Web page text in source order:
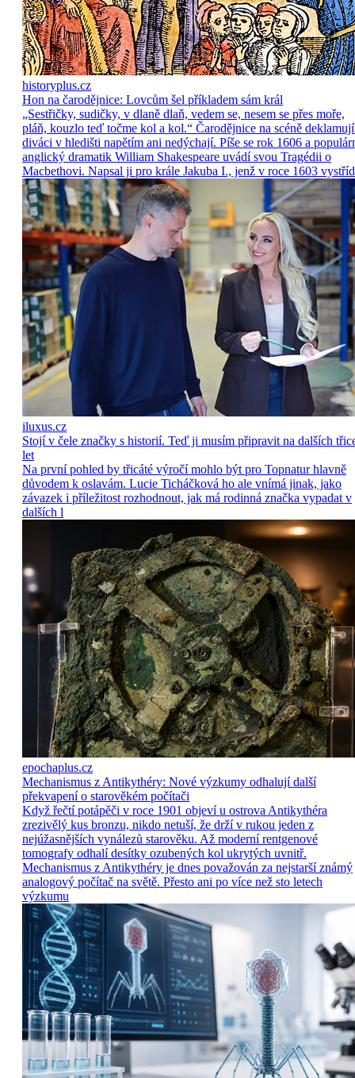
historyplus.cz
Hon na čarodějnice: Lovcům šel příkladem sám král
„Sestřičky, sudičky, v dlaně dlaň, vedem se, nesem se přes moře,
pláň, kouzlo teď točme kol a kol.“ Čarodějnice na scéně
diváci v hledišti napětím ani nedýchají. Píše se rok 1606 a
anglický dramatik William Shakespeare uvádí svou Tragédii o
Macbethovi. Napsal ji pro krále Jakuba I., jenž v roce 1603
iluxus.cz
Stojí v čele značky s historií. Teď ji musím připravit na dalších
let
Na první pohled by třicáté výročí mohlo být pro Topnatur hlavně
důvodem k oslavám. Lucie Ticháčková ho ale vnímá jinak, jako
závazek i příležitost rozhodnout, jak má rodinná značka vypadat v
dalších l
epochaplus.cz
Mechanismus z Antikythéry: Nové výzkumy odhalují další
překvapení o starověkém počítači
Když řečtí potápěči v roce 1901 objeví u ostrova Antikythéra
zrezivělý kus bronzu, nikdo netuší, že drží v rukou jeden z
nejúžasnějších vynálezů starověku. Až moderní rentgenové
tomografy odhalí desítky ozubených kol ukrytých uvnitř.
Mechanismus z Antikythéry je dnes považován za nejstarší známý
analogový počítač na světě. Přesto ani po více než sto letech
výzkumu